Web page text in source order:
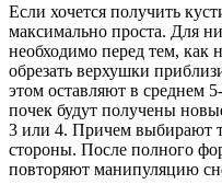
Если хочется получить
максимально проста. Для
необходимо перед тем, как
обрезать верхушки
этом оставляют в среднем
почек будут получены
3 или 4. Причем выбирают
стороны. После полного
повторяют манипуляцию